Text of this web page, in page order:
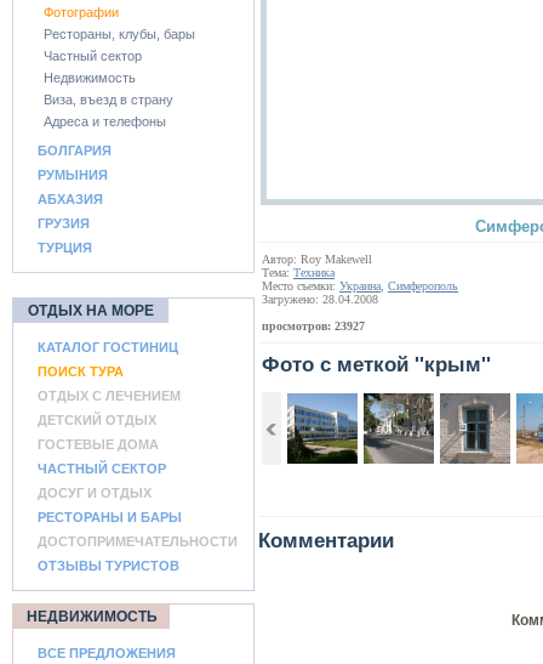
Фотографии
Рестораны, клубы, бары
Частный сектор
Недвижимость
Виза, въезд в страну
Адреса и телефоны
БОЛГАРИЯ
РУМЫНИЯ
АБХАЗИЯ
ГРУЗИЯ
ТУРЦИЯ
ОТДЫХ НА МОРЕ
КАТАЛОГ ГОСТИНИЦ
ПОИСК ТУРА
ОТДЫХ С ЛЕЧЕНИЕМ
ДЕТСКИЙ ОТДЫХ
ГОСТЕВЫЕ ДОМА
ЧАСТНЫЙ СЕКТОР
ДОСУГ И ОТДЫХ
РЕСТОРАНЫ И БАРЫ
ДОСТОПРИМЕЧАТЕЛЬНОСТИ
ОТЗЫВЫ ТУРИСТОВ
НЕДВИЖИМОСТЬ
ВСЕ ПРЕДЛОЖЕНИЯ
Автор: Roy Makewell
Тема: Техника
Место съемки: Украина Симферополь
Загружено: 28.04.2008
просмотров: 23927
Фото с меткой ''крым''
Комментарии